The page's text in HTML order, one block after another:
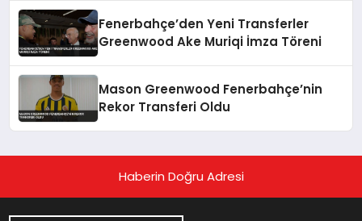
Fenerbahçe’den Yeni Transferler
Greenwood Ake Muriqi İmza Töreni
Mason Greenwood Fenerbahçe’nin
Rekor Transferi Oldu
Haberin Doğru Adresi